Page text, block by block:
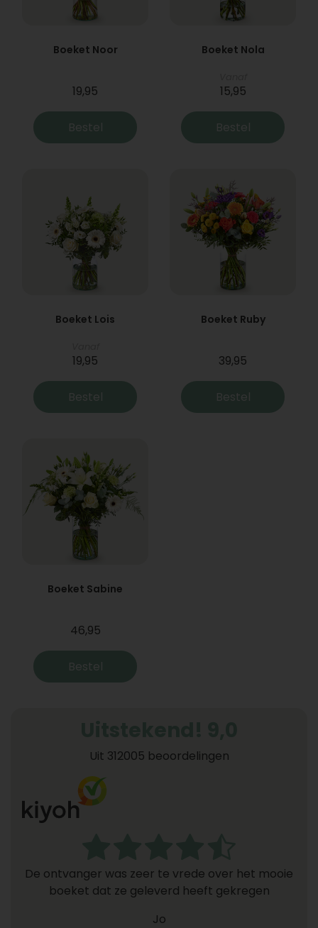
Boeket Noor
19,95
Bestel
Boeket Nola
15,95
Bestel
Boeket Lois
19,95
Bestel
Boeket Ruby
39,95
Bestel
Boeket Sabine
46,95
Bestel
Uit 312005 beoordelingen
De ontvanger was zeer te vrede over het mooie
boeket dat ze geleverd heeft gekregen
Jo